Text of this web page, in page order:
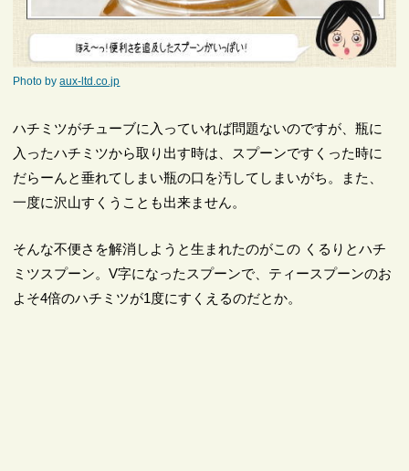
Photo byaux-ltd.co.jp
ハチミツがチューブに入っていれば問題ないのですが、瓶に
入ったハチミツから取り出す時は、スプーンですくった時に
だらーんと垂れてしまい瓶の口を汚してしまいがち。また、
一度に沢山すくうことも出来ません。
そんな不便さを解消しようと生まれたのがこの くるりとハチ
ミツスプーン。V字になったスプーンで、ティースプーンのお
よそ4倍のハチミツが1度にすくえるのだとか。